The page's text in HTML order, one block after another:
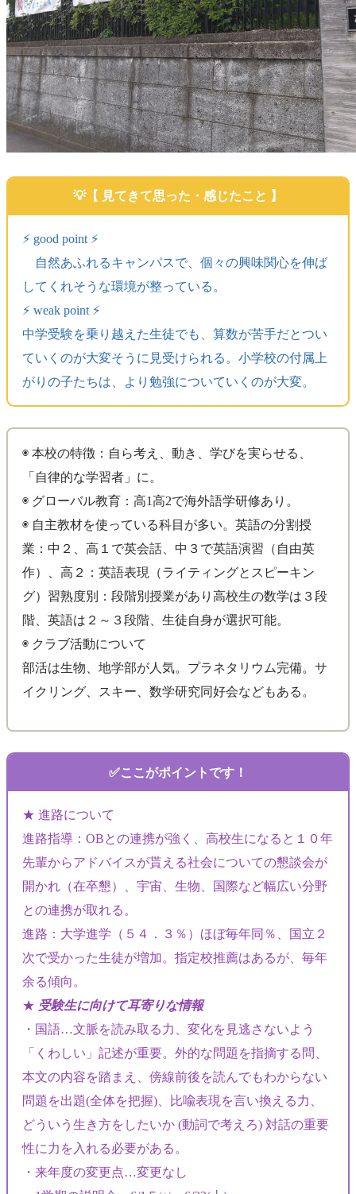
【 見てきて思った・感じたこと 】
⚡️ good point ⚡️
自然あふれるキャンパスで、個々の興味関心を伸ば
してくれそうな環境が整っている。
⚡️ weak point ⚡️
中学受験を乗り越えた生徒でも、算数が苦手だとつい
ていくのが大変そうに見受けられる。小学校の付属上
がりの子たちは、より勉強についていくのが大変。
◉ 本校の特徴：自ら考え、動き、学びを実らせる、
「自律的な学習者」に。
◉ グローバル教育：高1高2で海外語学研修あり。
◉ 自主教材を使っている科目が多い。英語の分割授
業：中２、高１で英会話、中３で英語演習（自由英
作）、高２：英語表現（ライティングとスピーキン
グ）習熟度別：段階別授業があり高校生の数学は３段
階、英語は２～３段階、生徒自身が選択可能。
◉ クラブ活動について
部活は生物、地学部が人気。プラネタリウム完備。サ
イクリング、スキー、数学研究同好会などもある。
ここがポイントです！
★ 進路について
進路指導：OBとの連携が強く、高校生になると１０年
先輩からアドバイスが貰える社会についての懇談会が
開かれ（在卒懇）、宇宙、生物、国際など幅広い分野
との連携が取れる。
進路：大学進学（５４．３％）ほぼ毎年同％、国立２
次で受かった生徒が増加。指定校推薦はあるが、毎年
余る傾向。
★ 受験生に向けて耳寄りな情報
・国語…文脈を読み取る力、変化を見逃さないよう
「くわしい」記述が重要。外的な問題を指摘する問、
本文の内容を踏まえ、傍線前後を読んでもわからない
問題を出題(全体を把握)、比喩表現を言い換える力、
どういう生き方をしたいか (動詞で考えろ) 対話の重要
性に力を入れる必要がある。
・来年度の変更点…変更なし